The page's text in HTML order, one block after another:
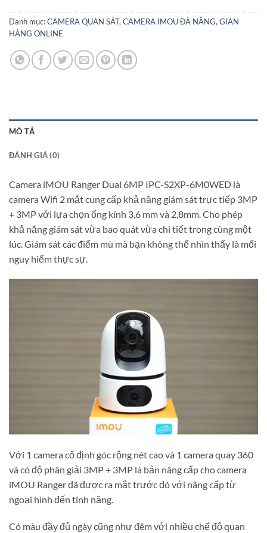
Danh mục:CAMERA QUAN SÁT, CAMERA IMOU ĐÀ NẴNG, GIAN
HÀNG ONLINE
MÔ TẢ
ĐÁNH GIÁ (0)
Camera iMOU Ranger Dual 6MP IPC-S2XP-6M0WED là
camera Wifi 2 mắt cung cấp khả năng giám sát trực tiếp 3MP
+ 3MP với lựa chọn ống kính 3,6 mm và 2,8mm. Cho phép
khả năng giám sát vừa bao quát vừa chi tiết trong cùng một
lúc. Giám sát các điểm mù mà bạn không thể nhìn thấy là mối
nguy hiểm thực sự.
Với 1 camera cố định góc rộng nét cao và 1 camera quay 360
và có độ phân giải 3MP + 3MP là bản nâng cấp cho camera
iMOU Ranger đã được ra mắt trước đó với nâng cấp từ
ngoại hình đến tính năng.
Có màu đầy đủ ngày cũng như đêm với nhiều chế độ quan